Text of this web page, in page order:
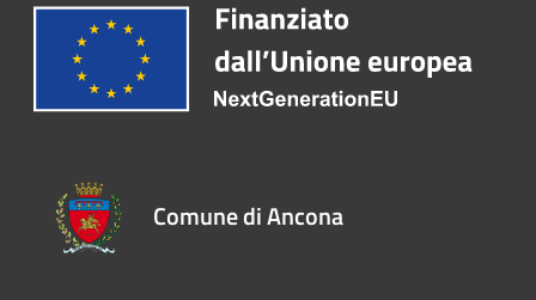
Comune di Ancona